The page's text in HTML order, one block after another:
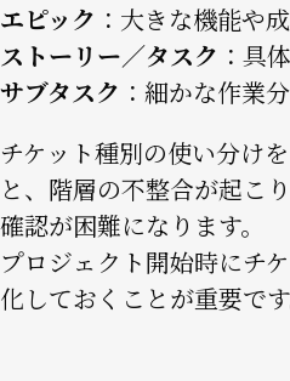
エピック ：大きな機能や
ストーリー／タスク ：具
サブタスク ：細かな作業
チケット種別の使い分け
と、階層の不整合が起こ
確認が困難になります。
プロジェクト開始時にチ
化しておくことが重要です